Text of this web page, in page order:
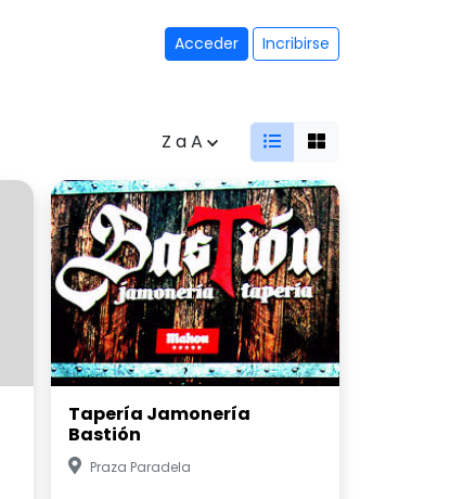
Acceder Incribirse
Z a A
Tapería Jamonería
Bastión
Praza Paradela